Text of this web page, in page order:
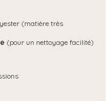
(matière très
(pour un nettoyage facilité)